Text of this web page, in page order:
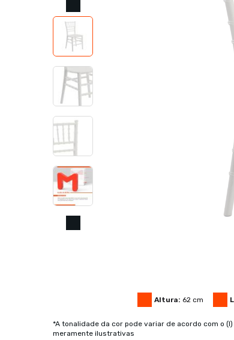
Altura: 62 cm
*A tonalidade da cor pode variar de acordo com o
meramente ilustrativas